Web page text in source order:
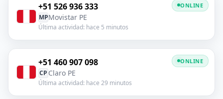
+51 526 936 333
MPMovistar PE
Última actividad: hace 5 minutos
ONLINE
+51 460 907 098
CP Claro PE
Última actividad: hace 29 minutos
ONLINE